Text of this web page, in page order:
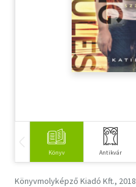
Tankönyv, segédkönyv
Társadalomtudomány
Természettudomány
Könyv Antikvár
Könyvmolyképző Kiadó Kft., 2018